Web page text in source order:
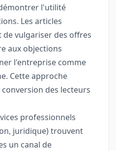
l'utilité
Les articles
vulgariser des offres
aux objections
l'entreprise comme
Cette approche
des lecteurs
professionnels
juridique) trouvent
un canal de